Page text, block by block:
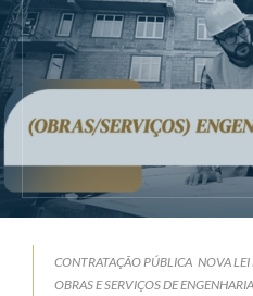
CONTRATAÇÃO PÚBLICA NOVA LEI
OBRAS E SERVIÇOS DE ENGENHARIA